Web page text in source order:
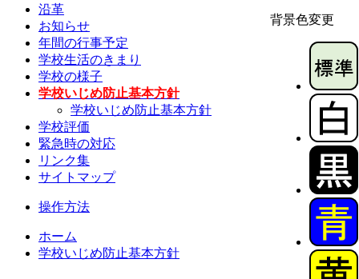
背景色変更
沿革
お知らせ
年間の行事予定
学校生活のきまり
学校の様子
学校いじめ防止基本方針
学校いじめ防止基本方針
学校評価
緊急時の対応
リンク集
サイトマップ
操作方法
ホーム
学校いじめ防止基本方針